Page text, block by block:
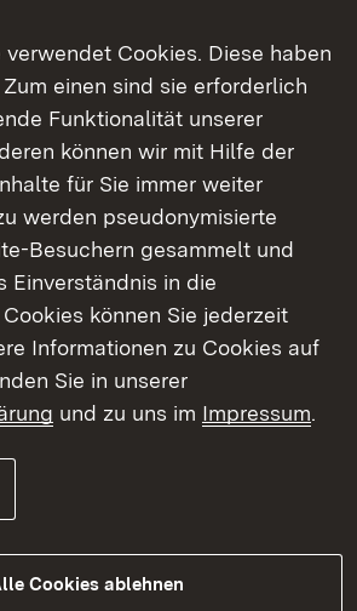
Antrag stellen?
Ländlichen Raum und
Baden-Württemberg
verwendet Cookies. Diese haben
einen sind sie erforderlich
Funktionalität unserer
können wir mit Hilfe der
für Sie immer weiter
werden pseudonymisierte
Besuchern gesammelt und
Einverständnis in die
können Sie jederzeit
Informationen zu Cookies auf
Sie in unserer
und zu uns im Impressum.
Cookies ablehnen